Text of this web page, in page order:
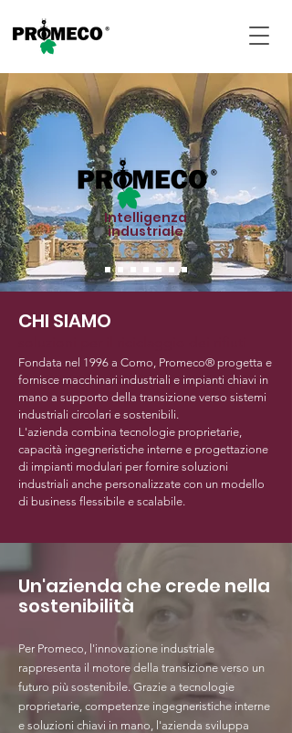
Intelligenza
industriale
CHI SIAMO
Fondata nel 1996 a Como, Promeco® progetta e
fornisce macchinari industriali e impianti chiavi in
mano a supporto della transizione verso sistemi
industriali circolari e sostenibili.
L'azienda combina tecnologie proprietarie,
capacità ingegneristiche interne e progettazione
di impianti modulari per fornire soluzioni
industriali anche personalizzate con un modello
di business flessibile e scalabile.
Un'azienda che crede nella
sostenibilità
Per Promeco, l'innovazione industriale
rappresenta il motore della transizione verso un
futuro più sostenibile. Grazie a tecnologie
proprietarie, competenze ingegneristiche interne
e soluzioni chiavi in mano, l'azienda sviluppa